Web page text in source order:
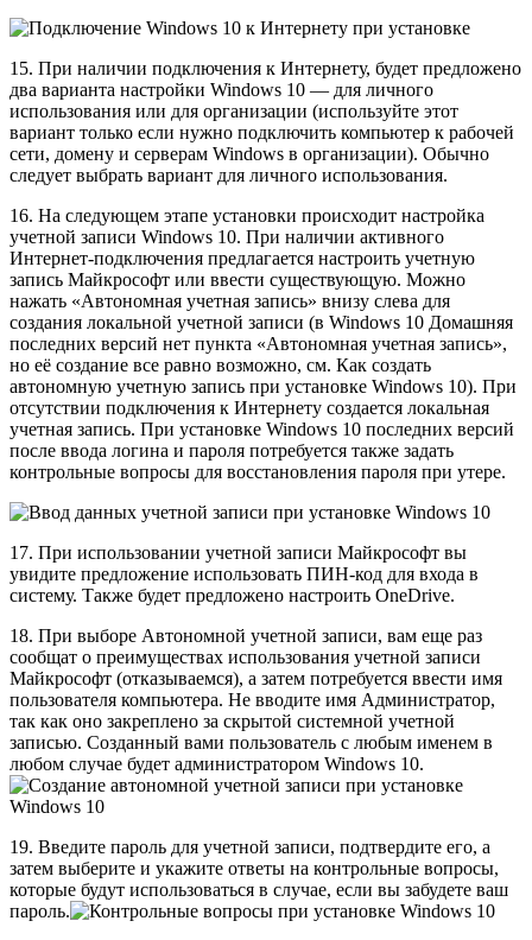
15. При наличии подключения к Интернету, будет предложено
два варианта настройки Windows 10 — для личного
использования или для организации (используйте этот
вариант только если нужно подключить компьютер к рабочей
сети, домену и серверам Windows в организации). Обычно
следует выбрать вариант для личного использования.
16. На следующем этапе установки происходит настройка
учетной записи Windows 10. При наличии активного
Интернет-подключения предлагается настроить учетную
запись Майкрософт или ввести существующую. Можно
нажать «Автономная учетная запись» внизу слева для
создания локальной учетной записи (в Windows 10 Домашняя
последних версий нет пункта «Автономная учетная запись»,
но её создание все равно возможно, см. Как создать
автономную учетную запись при установке Windows 10). При
отсутствии подключения к Интернету создается локальная
учетная запись. При установке Windows 10 последних версий
после ввода логина и пароля потребуется также задать
контрольные вопросы для восстановления пароля при утере.
17. При использовании учетной записи Майкрософт вы
увидите предложение использовать ПИН-код для входа в
систему. Также будет предложено настроить OneDrive.
18. При выборе Автономной учетной записи, вам еще раз
сообщат о преимуществах использования учетной записи
Майкрософт (отказываемся), а затем потребуется ввести имя
пользователя компьютера. Не вводите имя Администратор,
так как оно закреплено за скрытой системной учетной
записью. Созданный вами пользователь с любым именем в
любом случае будет администратором Windows 10.
19. Введите пароль для учетной записи, подтвердите его, а
затем выберите и укажите ответы на контрольные вопросы,
которые будут использоваться в случае, если вы забудете ваш
пароль.